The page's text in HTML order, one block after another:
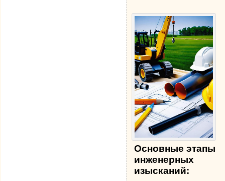
Основные этапы
инженерных
изысканий: